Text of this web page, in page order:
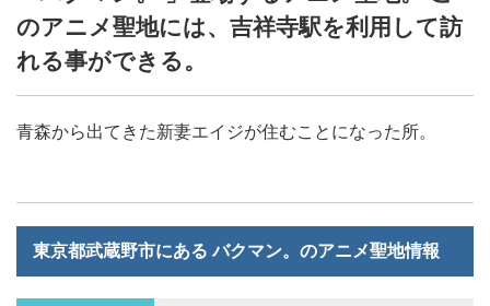
のアニメ聖地には、吉祥寺駅を利用して訪
れる事ができる。
青森から出てきた新妻エイジが住むことになった所。
東京都武蔵野市にある バクマン。のアニメ聖地情報